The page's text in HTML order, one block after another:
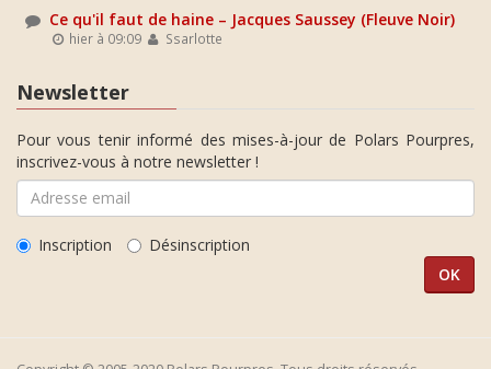
Ce qu'il faut de haine – Jacques Saussey (Fleuve Noir)
hier à 09:09 Ssarlotte
Newsletter
Pour vous tenir informé des mises-à-jour de Polars Pourpres,
inscrivez-vous à notre newsletter !
Inscription Désinscription